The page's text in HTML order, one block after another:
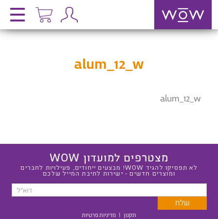
alum_12_w
alum_12_w
מצטרפים למועדון WOW
לא תפסיקו להגיד WOW! מבצעים ייחודים, פעילויות לחברים
ומוצרים חדשים - ישירות לתיבת המייל שלכם
תקנון | מדיניות פרטיות